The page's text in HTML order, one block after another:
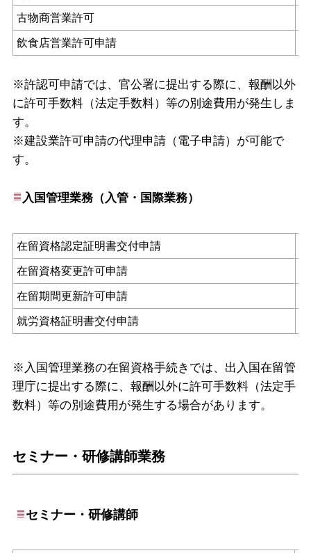
古物商営業許可
飲食店営業許可申請
※許認可申請では、官公署に提出する際に、報酬以外
に許可手数料（法定手数料）等の別途費用が発生しま
す。
※建設業許可申請の代理申請（電子申請）が可能で
す。
入国管理業務（入管・国際業務）
在留資格認定証明書交付申請
在留資格変更許可申請
在留期間更新許可申請
就労資格証明書交付申請
※入国管理業務の在留資格手続きでは、出入国在留管
理庁に提出する際に、報酬以外に許可手数料（法定手
数料）等の別途費用が発生する場合があります。
セミナー・研修講師業務
セミナー・研修講師